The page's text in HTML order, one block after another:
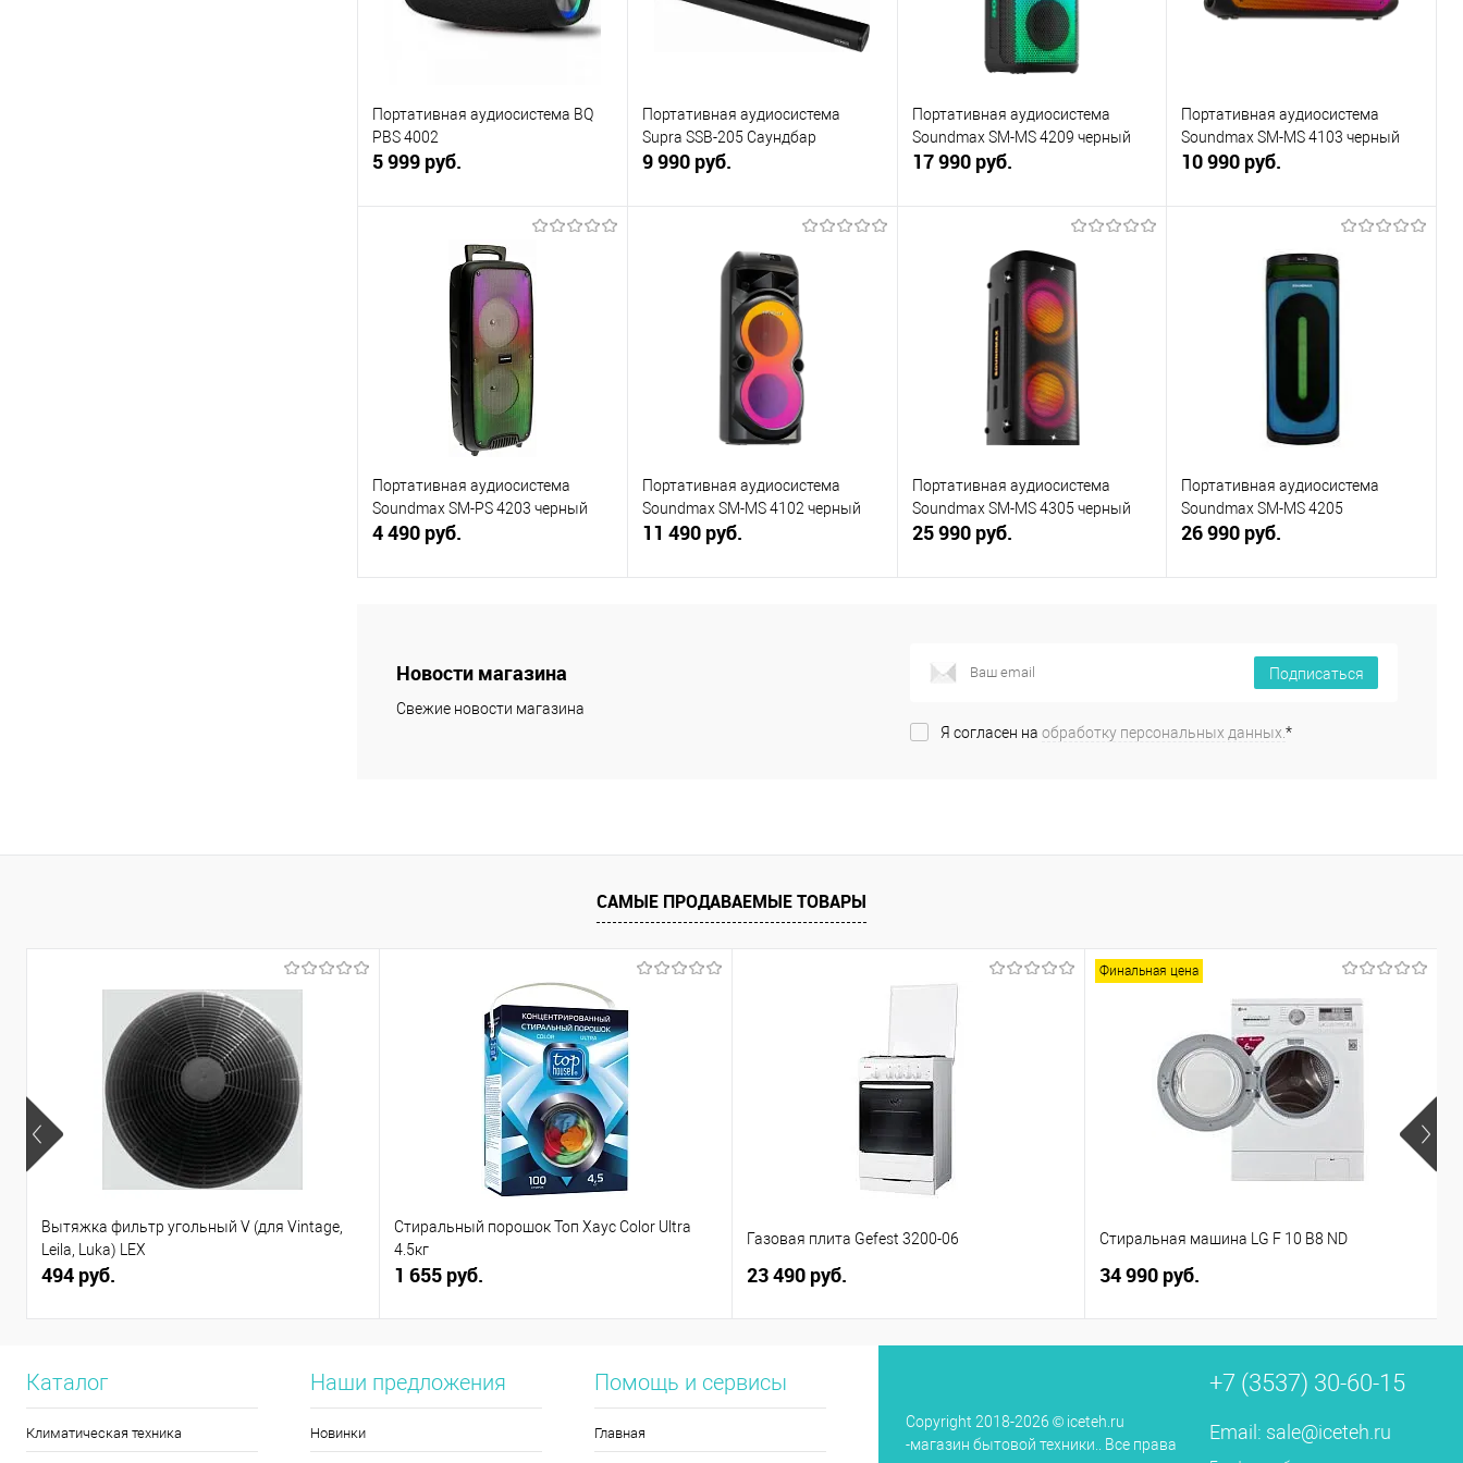
Портативная аудиосистема BQ
PBS 4002
5 999 руб.
В корзину
Купить в 1 клик
К сравнению
В избранное
Портативная аудиосистема
Supra SSB-205 Саундбар
9 990 руб.
Купить в 1 клик
В избранное
В наличии
Портативная аудиосистема
Soundmax SM-MS 4209 черный
17 990 руб.
Купить в 1 клик
К сравнению
В избранное
В наличии
Портативная аудиосистема
Soundmax SM-MS 4103 черный
10 990 руб.
Купить в 1 клик
Портативная аудиосистема
Soundmax SM-PS 4203 черный
4 490 руб.
Купить в 1 клик
К сравнению
В избранное
В наличии
Портативная аудиосистема
Soundmax SM-MS 4102 черный
11 490 руб.
Портативная аудиосистема
Soundmax SM-MS 4305 черный
25 990 руб.
Купить в 1 клик
Портативная аудиосистема
Soundmax SM-MS 4205
26 990 руб.
Купить в 1 клик
К сравнению
Новости магазина
Свежие новости магазина
Подписаться
Я согласен на обработку персональных данных. *
САМЫЕ ПРОДАВАЕМЫЕ ТОВАРЫ
Вытяжка фильтр угольный V (для Vintage,
Leila, Luka) LEX
494 руб.
Стиральный порошок Топ Хаус Color Ultra
4.5кг
1 655 руб.
Газовая плита Gefest 3200-06
23 490 руб.
Финальная цена
Стиральная машина LG F 10 B8 ND
34 990 руб.
Каталог
Климатическая техника
Наши предложения
Новинки
Помощь и сервисы
Главная
Copyright 2018-2026 © iceteh.ru
-магазин бытовой техники.. Все права
+7 (3537) 30-60-15
Email: sale@iceteh.ru